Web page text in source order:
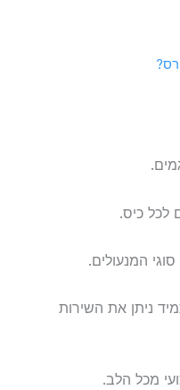
לכל כיס.
סוגי המנעולים.
ניתן את השירות
מכל הלב.